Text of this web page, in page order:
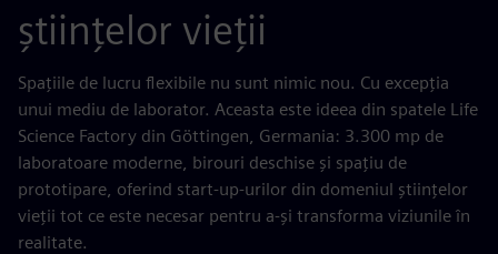
științelor vieții
Spațiile de lucru flexibile nu sunt nimic nou. Cu excepția
unui mediu de laborator. Aceasta este ideea din spatele Life
Science Factory din Göttingen, Germania: 3.300 mp de
laboratoare moderne, birouri deschise și spațiu de
prototipare, oferind start-up-urilor din domeniul științelor
vieții tot ce este necesar pentru a-și transforma viziunile în
realitate.